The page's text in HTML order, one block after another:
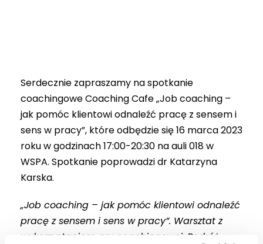
Serdecznie zapraszamy na spotkanie
coachingowe Coaching Cafe „Job coaching –
jak pomóc klientowi odnaleźć pracę z sensem i
sens w pracy”, które odbędzie się 16 marca 2023
roku w godzinach 17:00-20:30 na auli 018 w
WSPA. Spotkanie poprowadzi dr Katarzyna
Karska.
„Job coaching – jak pomóc klientowi odnaleźć
pracę z sensem i sens w pracy”. Warsztat z
wykorzystaniem gry coachingowej: Podróż